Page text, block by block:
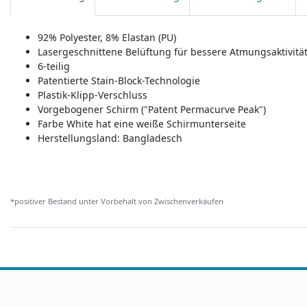
92% Polyester, 8% Elastan (PU)
Lasergeschnittene Belüftung für bessere Atmungsaktivität
6-teilig
Patentierte Stain-Block-Technologie
Plastik-Klipp-Verschluss
Vorgebogener Schirm ("Patent Permacurve Peak")
Farbe White hat eine weiße Schirmunterseite
Herstellungsland: Bangladesch
*positiver Bestand unter Vorbehalt von Zwischenverkäufen